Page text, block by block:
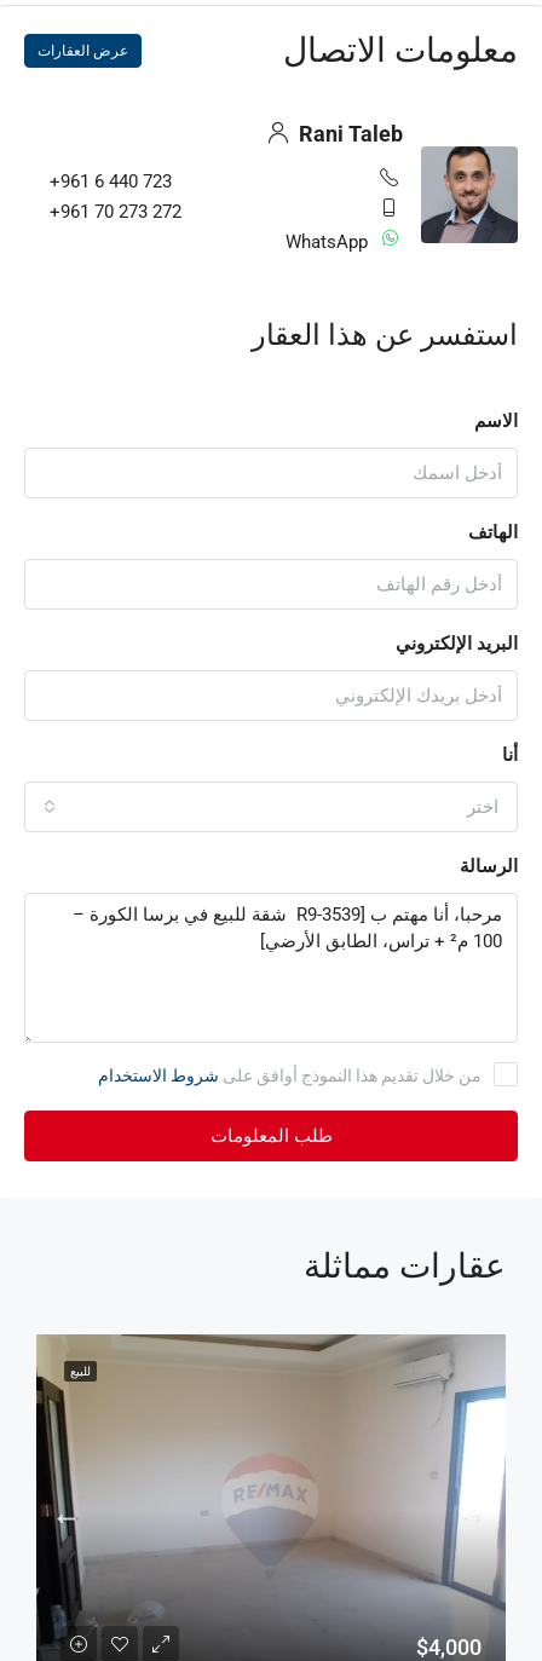
معلومات الاتصال عرض العقارات
Rani Taleb
+961 6 440 723
+961 70 273 272
WhatsApp
استفسر عن هذا العقار
الاسم
الهاتف
البريد الإلكتروني
أنا
اختر
الرسالة
من خلال تقديم هذا النموذج أوافق على شروط الاستخدام
طلب المعلومات
عقارات مماثلة
للبيع
$4,000